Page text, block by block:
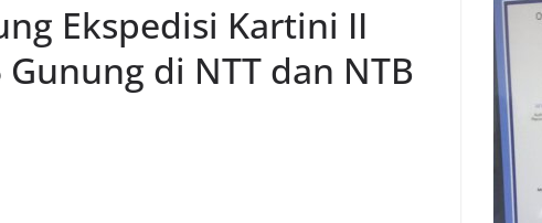
Ekspedisi Kartini II
di NTT dan NTB